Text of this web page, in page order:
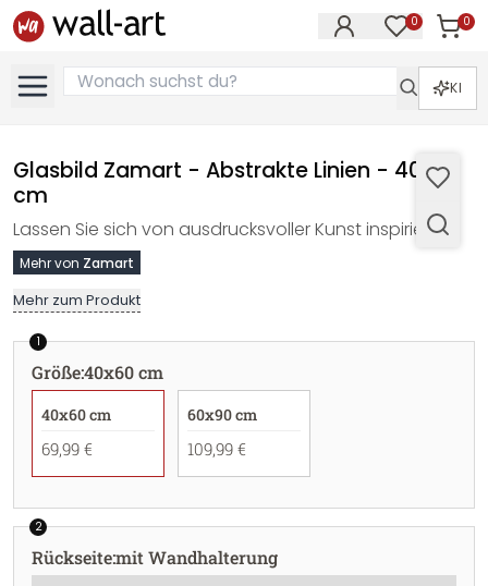
0 0
KI
Glasbild Zamart - Abstrakte Linien - 40x60
cm
Lassen Sie sich von ausdrucksvoller Kunst inspirieren!
Mehr von Zamart
Mehr zum Produkt
1
Größe:40x60 cm
40x60 cm
69,99 €
60x90 cm
109,99 €
2
Rückseite:mit Wandhalterung